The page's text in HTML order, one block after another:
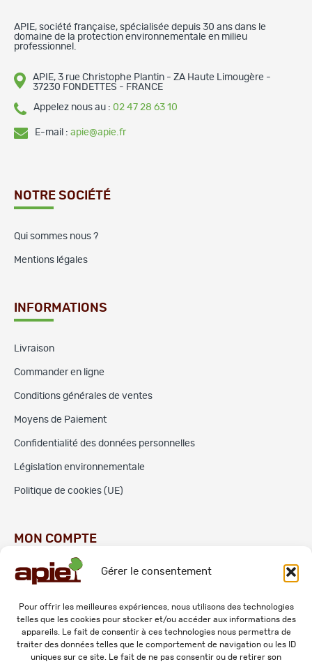
Gérer le consentement
Pour offrir les meilleures expériences, nous utilisons des technologies
telles que les cookies pour stocker et/ou accéder aux informations des
appareils. Le fait de consentir à ces technologies nous permettra de
traiter des données telles que le comportement de navigation ou les ID
uniques sur ce site. Le fait de ne pas consentir ou de retirer son
APIE, société française, spécialisée depuis 30 ans dans le
domaine de la protection environnementale en milieu
professionnel.
APIE, 3 rue Christophe Plantin - ZA Haute Limougère -
37230 FONDETTES - FRANCE
Appelez nous au : 02 47 28 63 10
E-mail : apie@apie.fr
NOTRE SOCIÉTÉ
Qui sommes nous ?
Mentions légales
INFORMATIONS
Livraison
Commander en ligne
Conditions générales de ventes
Moyens de Paiement
Confidentialité des données personnelles
Législation environnementale
Politique de cookies (UE)
MON COMPTE
Commandes
Adresses
Mes informations personnelles